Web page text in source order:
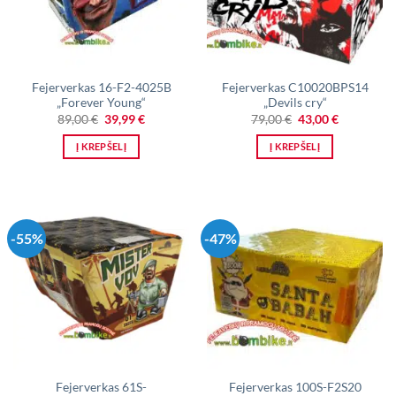
Fejerverkas 16-F2-4025B
„Forever Young“
89,00€ Original
price
was:
89,00 €.
39,99€Current
Į KREPŠELĮ
Fejerverkas C10020BPS14
„Devils cry“
79,00€ Original
price
was:
79,00 €.
43,00€Current
Į KREPŠELĮ
-55%
Fejerverkas 61S-
-47%
Fejerverkas 100S-F2S20